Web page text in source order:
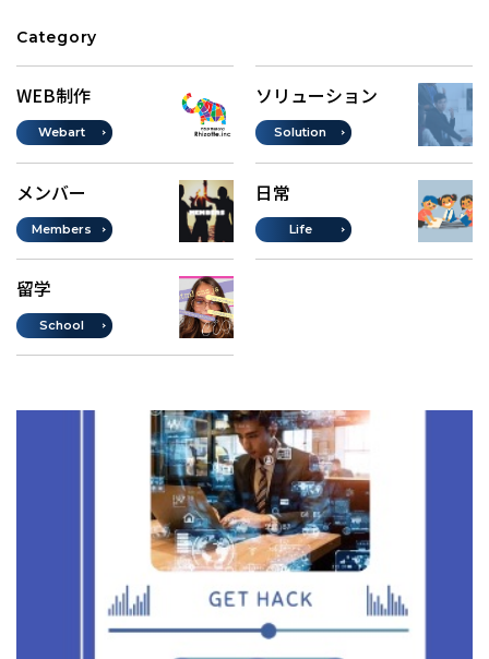
Category
WEB制作
Webart
ソリューション
Solution
メンバー
Members
日常
Life
留学
School